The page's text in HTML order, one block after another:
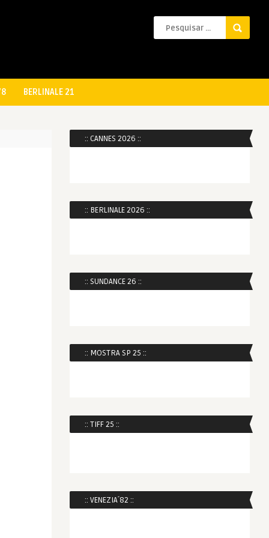
BERLINALE 21
:: CANNES 2026 ::
:: BERLINALE 2026 ::
:: SUNDANCE 26 ::
:: MOSTRA SP 25 ::
:: TIFF 25 ::
:: VENEZIA´82 ::